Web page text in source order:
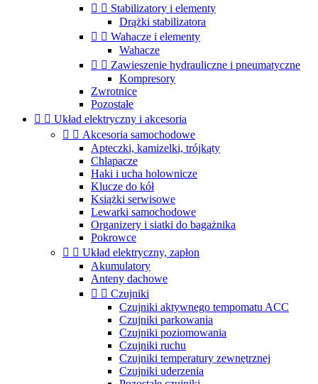
  Stabilizatory i elementy
Drążki stabilizatora
  Wahacze i elementy
Wahacze
  Zawieszenie hydrauliczne i pneumatyczne
Kompresory
Zwrotnice
Pozostałe
  Układ elektryczny i akcesoria
  Akcesoria samochodowe
Apteczki, kamizelki, trójkąty
Chlapacze
Haki i ucha holownicze
Klucze do kół
Książki serwisowe
Lewarki samochodowe
Organizery i siatki do bagażnika
Pokrowce
  Układ elektryczny, zapłon
Akumulatory
Anteny dachowe
  Czujniki
Czujniki aktywnego tempomatu ACC
Czujniki parkowania
Czujniki poziomowania
Czujniki ruchu
Czujniki temperatury zewnętrznej
Czujniki uderzenia